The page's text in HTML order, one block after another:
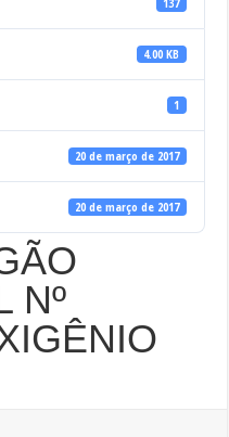
137
4.00 KB
1
20 de março de 2017
20 de março de 2017
Nº